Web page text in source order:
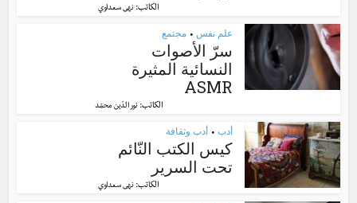
الكاتب: نهى سعداوي
علم نفس • مجتمع
سرّ الأصوات
النسائية المثيرة
ASMR
الكاتب:نور الدّين محمّد
أدب • أدب وثقافة
كيس الكتب النّائم
تحت السرير
الكاتب: نهى سعداوي